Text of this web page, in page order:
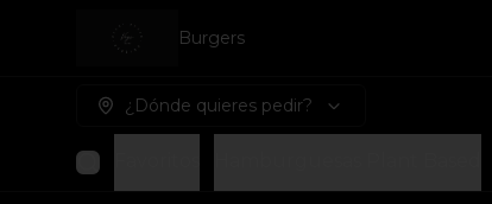
Burgers
¿Dónde quieres pedir?